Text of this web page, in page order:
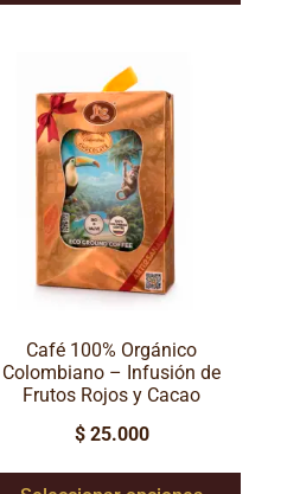
Café 100% Orgánico
Colombiano – Infusión de
Frutos Rojos y Cacao
$25.000